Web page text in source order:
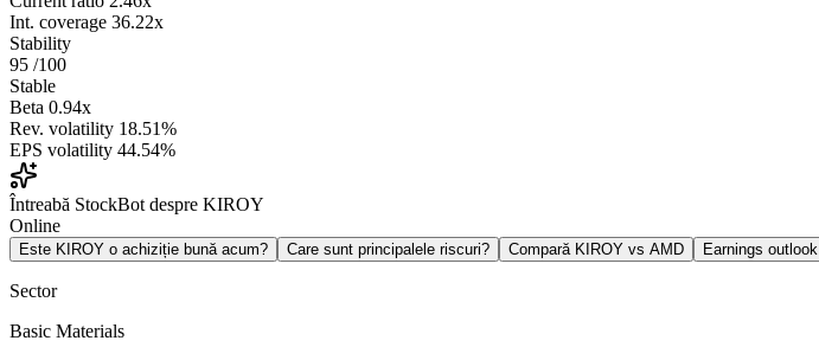
Int. coverage 36.22x
Stability
95 /100
Stable
Beta 0.94x
Rev. volatility 18.51%
EPS volatility 44.54%
Întreabă StockBot despre KIROY
Online
Este KIROY o achiziție bună acum? Care sunt principalele riscuri? Compară KIROY vs AMD Earnings
Sector
Basic Materials